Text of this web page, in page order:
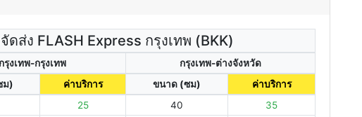
ดส่ง FLASH Express กรุงเทพ (BKK)
รุงเทพ-กรุงเทพ
กรุงเทพ-ต่างจังหวัด
ม)
ค่าบริการ ขนาด (ซม)
ค่าบริการ
25 40
35